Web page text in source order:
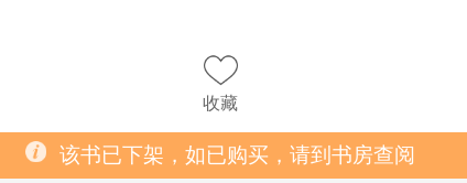
收藏
该书已下架，如已购买，请到书房查阅